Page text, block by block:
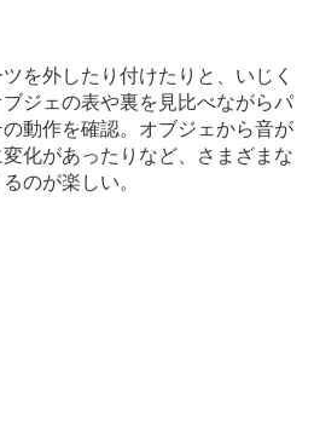
を外したり付けたりと、いじく
ジェの表や裏を見比べながらパ
動作を確認。オブジェから音が
化があったりなど、さまざまな
のが楽しい。